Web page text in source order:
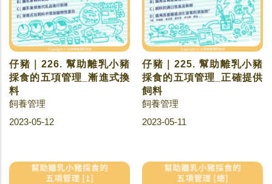
仔豬｜226. 幫助離乳小豬
採食的五項管理_漸進式換
料
飼養管理
2023-05-12
仔豬｜225. 幫助離乳小豬
採食的五項管理_正確提供
飼料
飼養管理
2023-05-11